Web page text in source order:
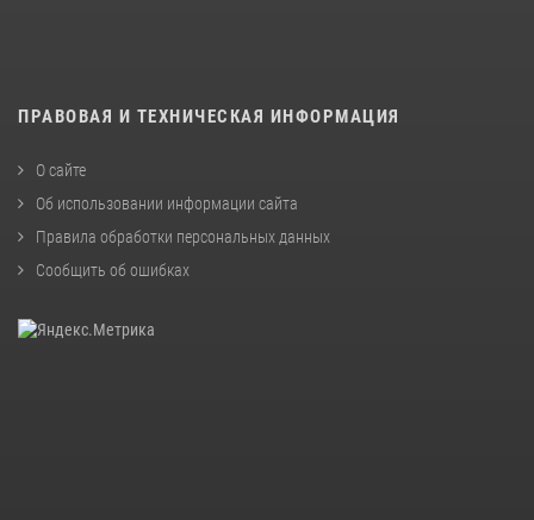
ПРАВОВАЯ И ТЕХНИЧЕСКАЯ ИНФОРМАЦИЯ
О сайте
Об использовании информации сайта
Правила обработки персональных данных
Сообщить об ошибках